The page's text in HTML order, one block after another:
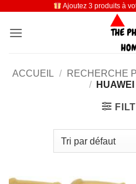
contenu
Ajoutez 3 produits à
ACCUEIL / RECHERCHE
/